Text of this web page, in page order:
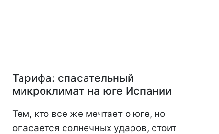
Тарифа: спасательный
микроклимат на юге Испании
Тем, кто все же мечтает о юге, но
опасается солнечных ударов, стоит